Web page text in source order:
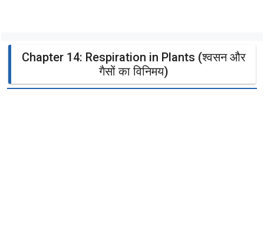
Chapter 14: Respiration in Plants (श्वसन और
गैसों का विनिमय)